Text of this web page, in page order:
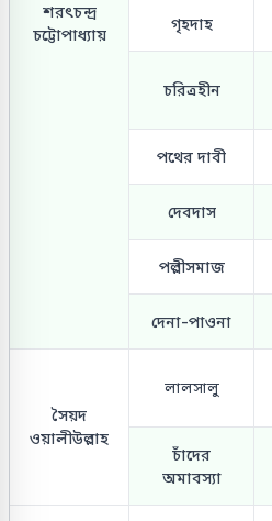
শরৎচন্দ্র
চট্টোপাধ্যায়
গৃহদাহ
চরিত্রহীন
পথের দাবী
দেবদাস
পল্লীসমাজ
দেনা-পাওনা
সৈয়দ
ওয়ালীউল্লাহ
লালসালু
চাঁদের
অমাবস্যা